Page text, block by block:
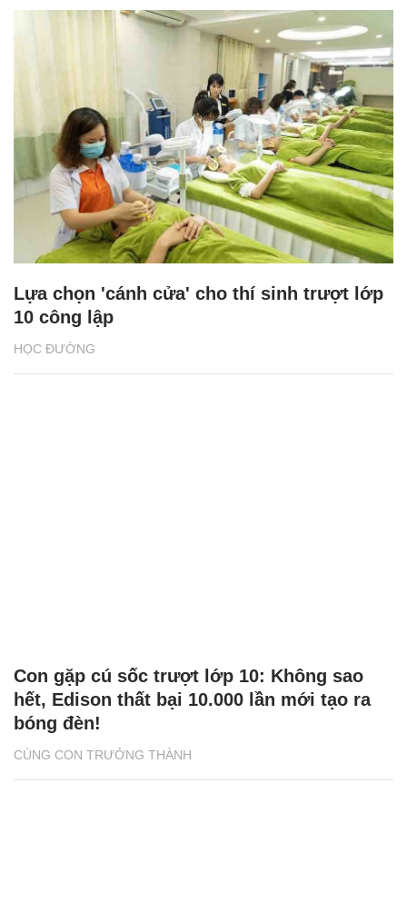
HỌC ĐƯỜNG
Lựa chọn 'cánh cửa' cho thí sinh trượt lớp
10 công lập
CÙNG CON TRƯỞNG THÀNH
Con gặp cú sốc trượt lớp 10: Không sao
hết, Edison thất bại 10.000 lần mới tạo ra
bóng đèn!